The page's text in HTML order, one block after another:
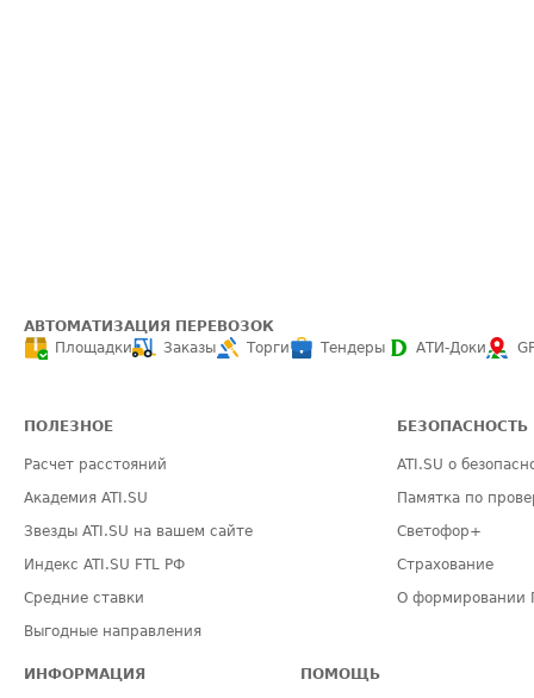
АВТОМАТИЗАЦИЯ ПЕРЕВОЗОК
Площадки
Заказы Торги Тендеры АТИ-Доки
ПОЛЕЗНОЕ
Расчет расстояний
Академия ATI.SU
Звезды ATI.SU на вашем сайте
Индекс ATI.SU FTL РФ
Средние ставки
Выгодные направления
БЕЗОПАСНОСТЬ
ATI.SU о
Памятка по
Светофор+
Страхование
О формировании
ИНФОРМАЦИЯ ПОМОЩЬ